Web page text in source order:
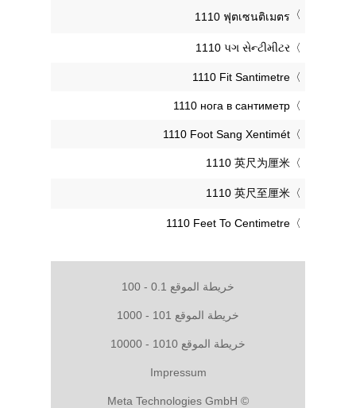
‎1110 ฟุตเซนติเมตร
‎1110 પગ સેન્ટીમીટર
‎1110 Fit Santimetre
‎1110 нога в сантиметр
‎1110 Foot Sang Xentimét
‎1110 英尺为厘米
‎1110 英尺至厘米
‎1110 Feet To Centimetre
خريطة الموقع 0.1 - 100
خريطة الموقع 101 - 1000
خريطة الموقع 1010 - 10000
Impressum
© Meta Technologies GmbH